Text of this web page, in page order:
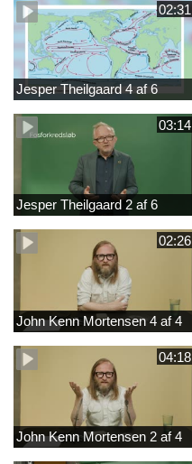
02:31
Jesper Theilgaard 4 af 6
03:14
Jesper Theilgaard 2 af 6
02:26
John Kenn Mortensen 4 af 4
04:18
John Kenn Mortensen 2 af 4